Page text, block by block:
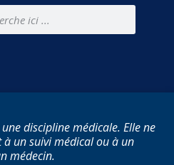
discipline médicale. Elle ne
un suivi médical ou à un
médecin.